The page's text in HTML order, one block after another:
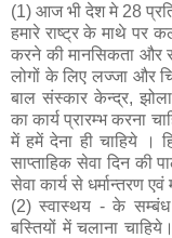
(1) आज भी देश मे 28
हमारे राष्ट्र के माथे पर
करने की मानसिकता और
लोगों के लिए लज्जा और
बाल संस्कार केन्द्र,
का कार्य प्रारम्भ करना
में हमें देना ही चाहिये ।
साप्ताहिक सेवा दिन की
सेवा कार्य से धर्मान्तरण
(2) स्वास्थय - के सम्बंध
बस्तियों में चलाना